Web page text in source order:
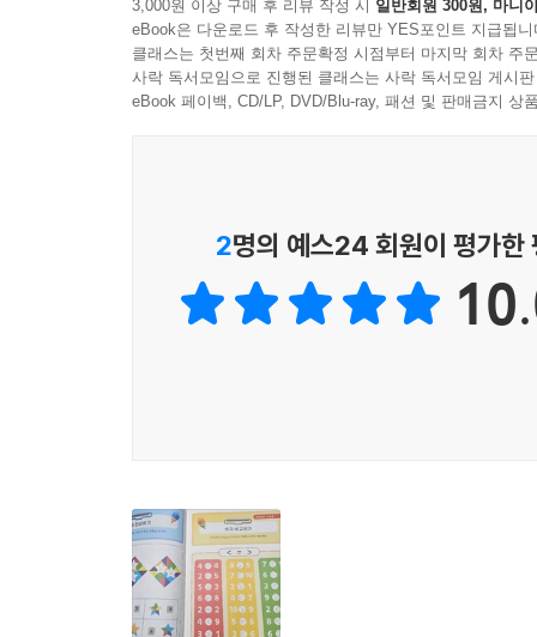
다양한 활동을 수행하는 어르신들이 지루하거나
별점으로 표시하여 낮은 활동부터 점차 자연스럽
치매에 대한 막연한 불안감에서 벗어나게 할 것입
이 책으로 매일 반복되는 좋은 습관을 만들며,
진심으로 기원합니다.
3,000원 이상 구매 후 리뷰 작성 시 일반회원 300원, 마니
eBook은 다운로드 후 작성한 리뷰만 YES포인트 지급됩니
클래스는 첫번째 회차 주문확정 시점부터 마지막 회차 주
사락 독서모임으로 진행된 클래스는 사락 독서모임 게시
eBook 페이백, CD/LP, DVD/Blu-ray, 패션 및 판매금지 상
2명의 예스24 회원이 평가한